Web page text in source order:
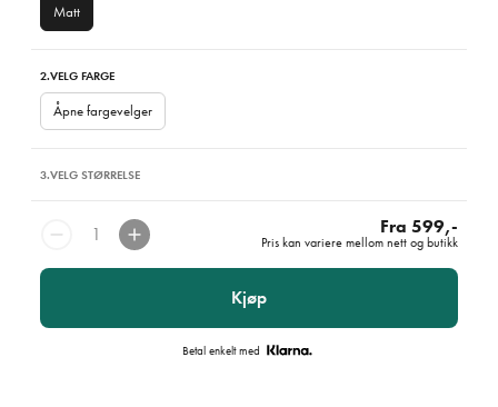
Matt
2.VELG FARGE
Åpne fargevelger
3.VELG STØRRELSE
Fra 599,-
Pris kan variere mellom nett og butikk
Kjøp
Betal enkelt med